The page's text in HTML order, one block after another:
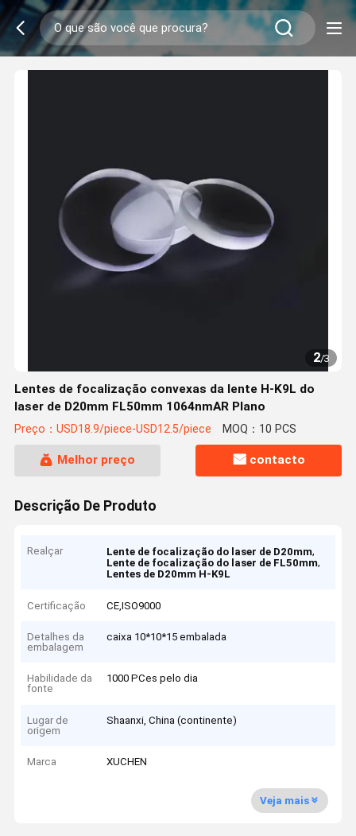
2/3
Lentes de focalização convexas da lente H-K9L do
laser de D20mm FL50mm 1064nmAR Plano
Preço：USD18.9/piece-USD12.5/piece MOQ：10 PCS
Melhor preço contacto
Descrição De Produto
Realçar Lente de focalização do laser de D20mm,
Lente de focalização do laser de FL50mm,
Lentes de D20mm H-K9L
Certificação CE,ISO9000
Detalhes da
embalagem
caixa 10*10*15 embalada
Habilidade da
fonte
1000 PCes pelo dia
Lugar de
origem
Shaanxi, China (continente)
Marca XUCHEN
Veja mais